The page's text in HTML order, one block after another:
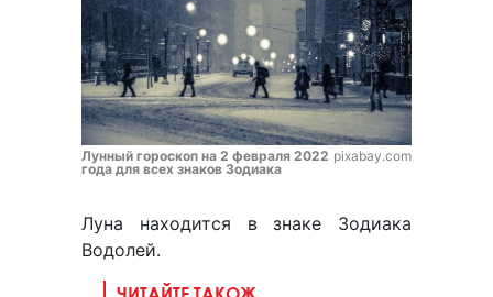
Лунный гороскоп на 2 февраля 2022
года для всех знаков Зодиака
pixabay.com
Луна находится в знаке Зодиака
Водолей.